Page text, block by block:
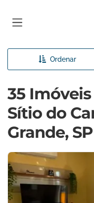
Ordenar
35
Sítio do
Grande, SP